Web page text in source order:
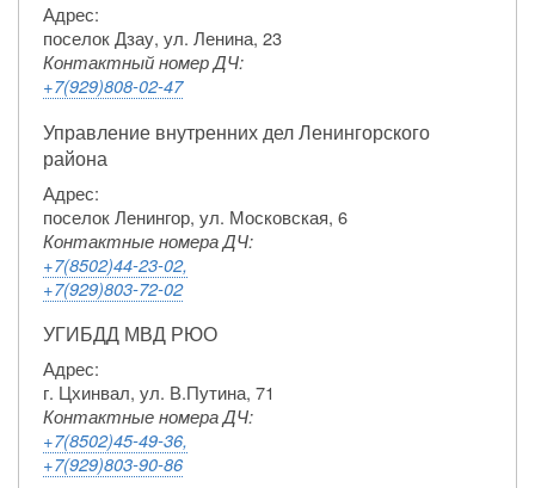
Адрес:
поселок Дзау, ул. Ленина, 23
Контактный номер ДЧ:
+7(929)808-02-47
Управление внутренних дел Ленингорского
района
Адрес:
поселок Ленингор, ул. Московская, 6
Контактные номера ДЧ:
+7(8502)44-23-02,
+7(929)803-72-02
УГИБДД МВД РЮО
Адрес:
г. Цхинвал, ул. В.Путина, 71
Контактные номера ДЧ:
+7(8502)45-49-36,
+7(929)803-90-86